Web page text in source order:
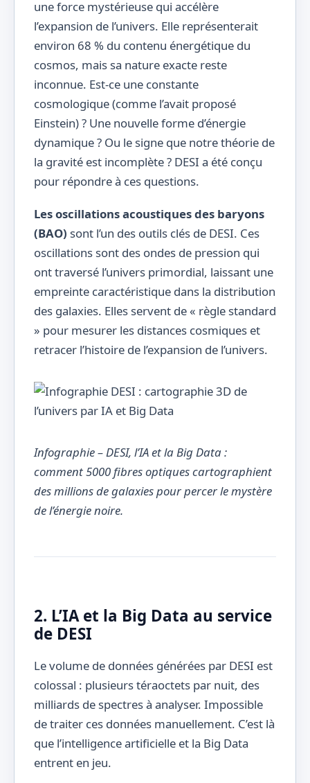
une force mystérieuse qui accélère
l’expansion de l’univers. Elle représenterait
environ 68 % du contenu énergétique du
cosmos, mais sa nature exacte reste
inconnue. Est-ce une constante
cosmologique (comme l’avait proposé
Einstein) ? Une nouvelle forme d’énergie
dynamique ? Ou le signe que notre théorie de
la gravité est incomplète ? DESI a été conçu
pour répondre à ces questions.
Les oscillations acoustiques des baryons
(BAO) sont l’un des outils clés de DESI. Ces
oscillations sont des ondes de pression qui
ont traversé l’univers primordial, laissant une
empreinte caractéristique dans la distribution
des galaxies. Elles servent de « règle standard
» pour mesurer les distances cosmiques et
retracer l’histoire de l’expansion de l’univers.
Infographie – DESI, l’IA et la Big Data :
comment 5000 fibres optiques cartographient
des millions de galaxies pour percer le mystère
de l’énergie noire.
2. L’IA et la Big Data au service
de DESI
Le volume de données générées par DESI est
colossal : plusieurs téraoctets par nuit, des
milliards de spectres à analyser. Impossible
de traiter ces données manuellement. C’est là
que l’intelligence artificielle et la Big Data
entrent en jeu.